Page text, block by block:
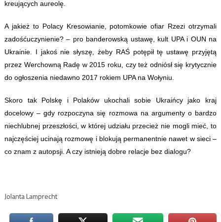
kreujących aureolę.
A jakież to Polacy Kresowianie, potomkowie ofiar Rzezi otrzymali
zadośćuczynienie? – pro banderowską ustawę, kult UPA i OUN na
Ukrainie. I jakoś nie słyszę, żeby RAŚ potępił tę ustawę przyjętą
przez Werchowną Radę w 2015 roku, czy też odniósł się krytycznie
do ogłoszenia niedawno 2017 rokiem UPA na Wołyniu.
Skoro tak Polskę i Polaków ukochali sobie Ukraińcy jako kraj
docelowy – gdy rozpoczyna się rozmowa na argumenty o bardzo
niechlubnej przeszłości, w której udziału przecież nie mogli mieć, to
najczęściej ucinają rozmowę i blokują permanentnie nawet w sieci –
co znam z autopsji. A czy istnieją dobre relacje bez dialogu?
Jolanta Lamprecht